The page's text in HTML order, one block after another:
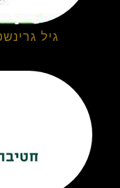
גיל